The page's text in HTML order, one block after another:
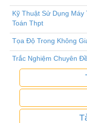
Kỹ Thuật Sử Dụng
Toán Thpt
Tọa Độ Trong Không
Trắc Nghiệm Chuyên